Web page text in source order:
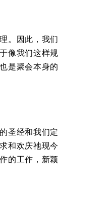
。因此，我们
像我们这样规
是聚会本身的
圣经和我们定
和欢庆祂现今
的工作，新颖